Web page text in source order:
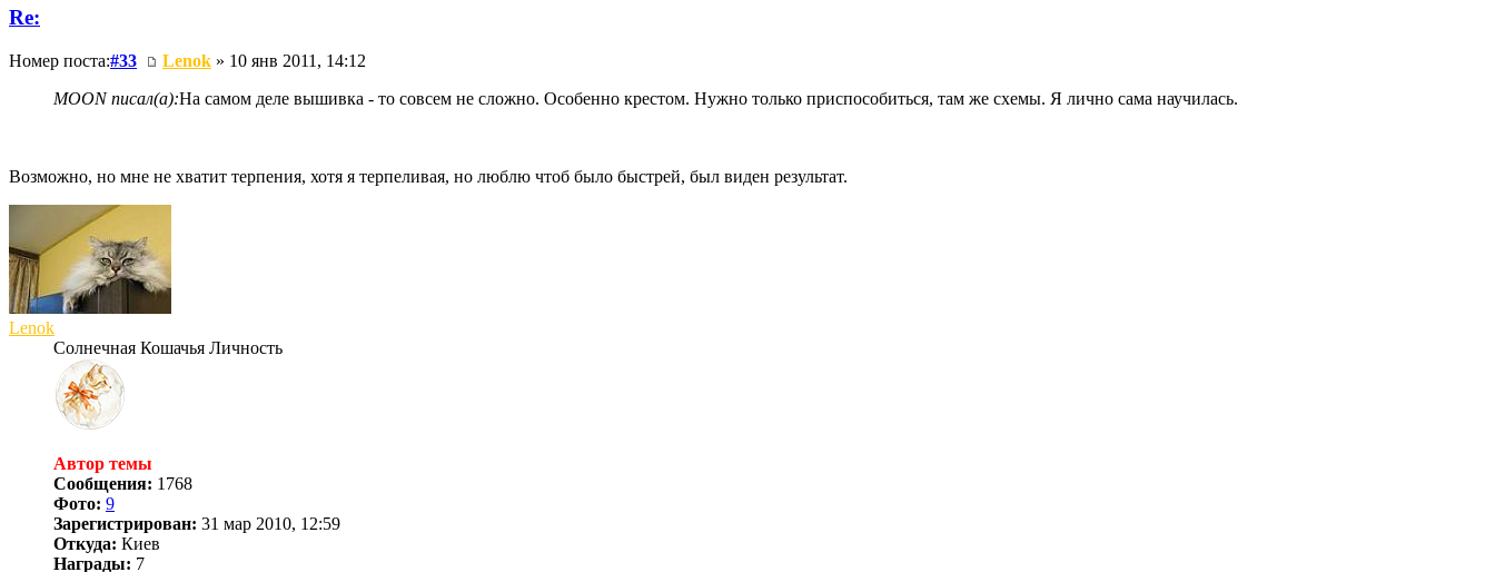
Re:
Номер поста:#33 Lenok » 10 янв 2011, 14:12
MOON писал(а):На самом деле вышивка - то совсем не сложно. Особенно крестом. Нужно только приспособиться, там же схемы. Я лично сама научилась.
Возможно, но мне не хватит терпения, хотя я терпеливая, но люблю чтоб было быстрей, был виден результат.
Lenok
Солнечная Кошачья Личность
Автор темы
Сообщения: 1768
Фото: 9
Зарегистрирован: 31 мар 2010, 12:59
Откуда: Киев
Награды: 7